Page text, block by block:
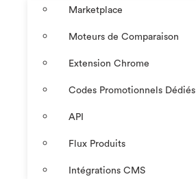
Marketplace
Moteurs de Comparaison
Extension Chrome
Codes Promotionnels Dédiés
API
Flux Produits
Intégrations CMS